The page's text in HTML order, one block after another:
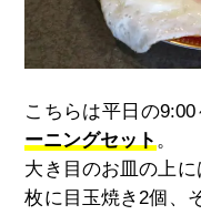
こちらは平日の
ーニングセット。
大き目のお皿の上
枚に目玉焼き2個、